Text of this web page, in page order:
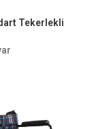
Tekerlekli